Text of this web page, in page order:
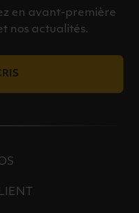
en avant-première
nos actualités.